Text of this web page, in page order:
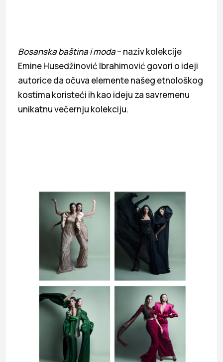
Bosanska baština i moda– naziv kolekcije
Emine Husedžinović Ibrahimović govori o ideji
autorice da očuva elemente našeg etnološkog
kostima koristeći ih kao ideju za savremenu
unikatnu večernju kolekciju.